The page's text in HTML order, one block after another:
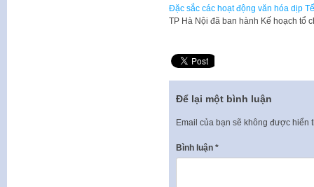
Đặc sắc các hoạt động văn hóa dịp
​TP Hà Nội đã ban hành Kế hoạch tổ
Để lại một bình luận
Email của bạn sẽ không được hiển
Bình luận *